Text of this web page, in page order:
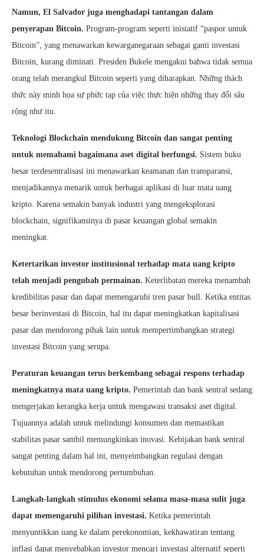
Namun, El Salvador juga menghadapi tantangan dalam
penyerapan Bitcoin. Program-program seperti inisiatif “paspor untuk
Bitcoin”, yang menawarkan kewarganegaraan sebagai ganti investasi
Bitcoin, kurang diminati. Presiden Bukele mengakui bahwa tidak semua
orang telah merangkul Bitcoin seperti yang diharapkan. Những thách
thức này minh họa sự phức tạp của việc thực hiện những thay đổi sâu
rộng như itu.
Teknologi Blockchain mendukung Bitcoin dan sangat penting
untuk memahami bagaimana aset digital berfungsi. Sistem buku
besar terdesentralisasi ini menawarkan keamanan dan transparansi,
menjadikannya menarik untuk berbagai aplikasi di luar mata uang
kripto. Karena semakin banyak industri yang mengeksplorasi
blockchain, signifikansinya di pasar keuangan global semakin
meningkat.
Ketertarikan investor institusional terhadap mata uang kripto
telah menjadi pengubah permainan. Keterlibatan mereka menambah
kredibilitas pasar dan dapat memengaruhi tren pasar bull. Ketika entitas
besar berinvestasi di Bitcoin, hal itu dapat meningkatkan kapitalisasi
pasar dan mendorong pihak lain untuk mempertimbangkan strategi
investasi Bitcoin yang serupa.
Peraturan keuangan terus berkembang sebagai respons terhadap
meningkatnya mata uang kripto. Pemerintah dan bank sentral sedang
mengerjakan kerangka kerja untuk mengawasi transaksi aset digital.
Tujuannya adalah untuk melindungi konsumen dan memastikan
stabilitas pasar sambil memungkinkan inovasi. Kebijakan bank sentral
sangat penting dalam hal ini, menyeimbangkan regulasi dengan
kebutuhan untuk mendorong pertumbuhan.
Langkah-langkah stimulus ekonomi selama masa-masa sulit juga
dapat memengaruhi pilihan investasi. Ketika pemerintah
menyuntikkan uang ke dalam perekonomian, kekhawatiran tentang
inflasi dapat menyebabkan investor mencari investasi alternatif seperti